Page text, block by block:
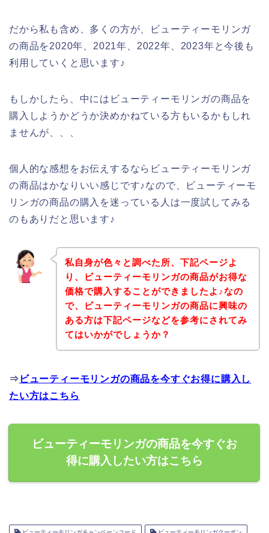
だから私も含め、多くの方が、ビューティーモリンガ
の商品を2020年、2021年、2022年、2023年と今後も
利用していくと思います♪
もしかしたら、中にはビューティーモリンガの商品を
購入しようかどうか決めかねている方もいるかもしれ
ませんが、、、
個人的な感想をお伝えするならビューティーモリンガ
の商品はかなりいい感じです♪なので、ビューティーモ
リンガの商品の購入を迷っている人は一度試してみる
のもありだと思います♪
私自身が色々と調べた所、下記ページよ
り、ビューティーモリンガの商品がお得な
価格で購入することができましたよ♪なの
で、ビューティーモリンガの商品に興味の
ある方は下記ページなどを参考にされてみ
てはいかがでしょうか？
⇒ ビューティーモリンガの商品を今すぐお得に購入し
たい方はこちら
ビューティーモリンガの商品を今すぐお
得に購入したい方はこちら